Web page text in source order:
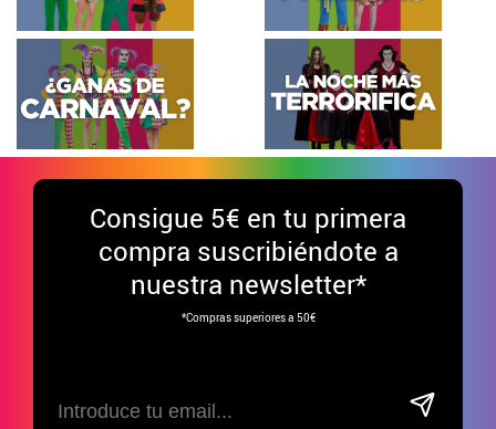
Consigue 5€ en tu primera
compra suscribiéndote a
nuestra newsletter*
*Compras superiores a 50€